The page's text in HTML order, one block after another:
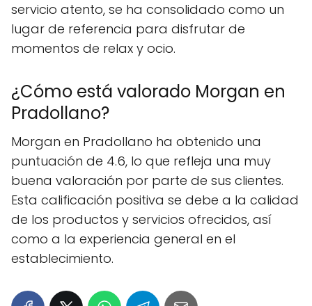
servicio atento, se ha consolidado como un
lugar de referencia para disfrutar de
momentos de relax y ocio.
¿Cómo está valorado Morgan en
Pradollano?
Morgan en Pradollano ha obtenido una
puntuación de 4.6, lo que refleja una muy
buena valoración por parte de sus clientes.
Esta calificación positiva se debe a la calidad
de los productos y servicios ofrecidos, así
como a la experiencia general en el
establecimiento.